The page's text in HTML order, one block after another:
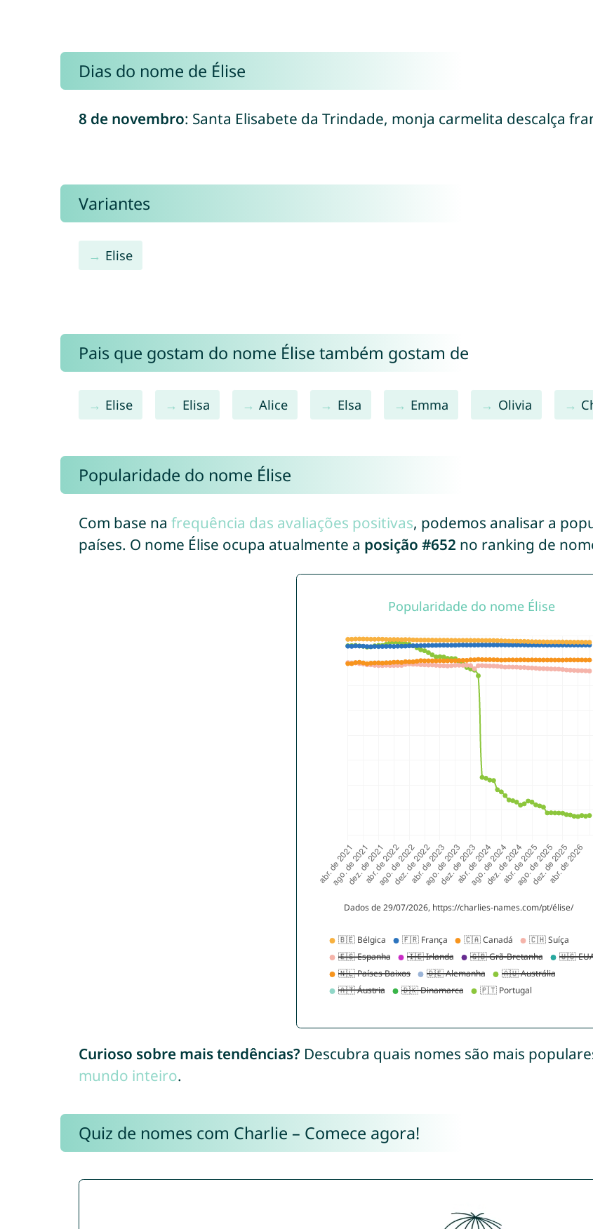
Dias do nome de Élise
8 de novembro: Santa Elisabete da Trindade, monja carmelita descalça
Variantes
Elise
Pais que gostam do nome Élise também gostam de
Elise Elisa Alice Elsa Emma Olivia
Popularidade do nome Élise
Com base na frequência das avaliações positivas, podemos analisar a
países. O nome Élise ocupa atualmente a posição #652 no ranking de
Curioso sobre mais tendências? Descubra quais nomes são mais
mundo inteiro.
Quiz de nomes com Charlie – Comece agora!